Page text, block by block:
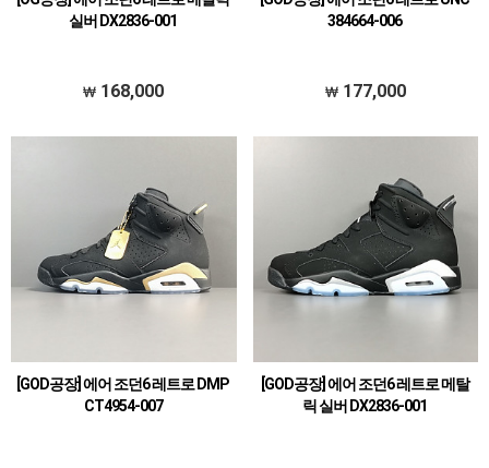
실버 DX2836-001
168,000
384664-006
177,000
[GOD공장] 에어 조던6 레트로 DMP
CT4954-007
[GOD공장] 에어 조던6 레트로 메탈
릭 실버 DX2836-001